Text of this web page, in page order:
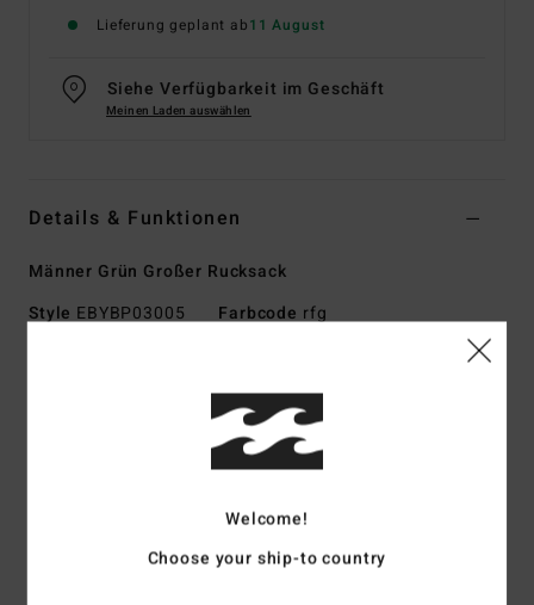
Lieferung geplant ab11 August
Siehe Verfügbarkeit im Geschäft
Meinen Laden auswählen
Details & Funktionen
Männer Grün Großer Rucksack
Style EBYBP03005 Farbcode rfg
600D Recyceltes Polyester
48 Cm H X 30 Cm B X 18 Cm T
Zwei Front-Einschubtaschen
Welcome!
Choose your ship-to country